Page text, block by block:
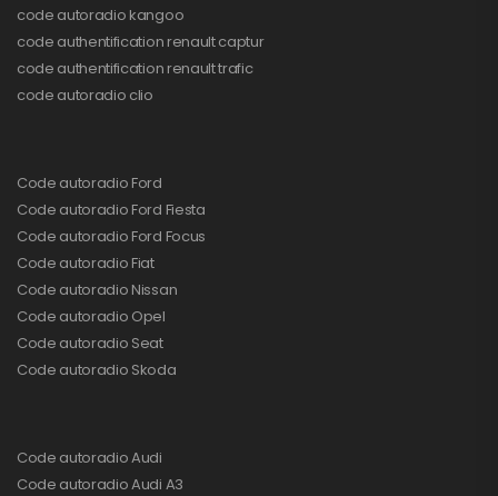
code autoradio kangoo
code authentification renault captur
code authentification renault trafic
code autoradio clio
Code autoradio Ford
Code autoradio Ford Fiesta
Code autoradio Ford Focus
Code autoradio Fiat
Code autoradio Nissan
Code autoradio Opel
Code autoradio Seat
Code autoradio Skoda
Code autoradio Audi
Code autoradio Audi A3